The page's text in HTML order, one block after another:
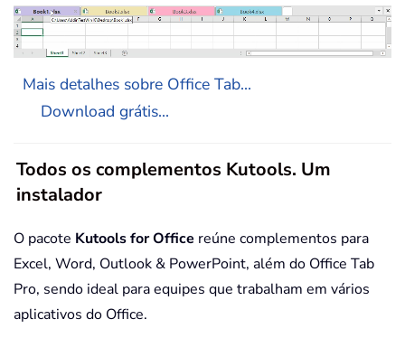
Mais detalhes sobre Office Tab...
Download grátis...
Todos os complementos Kutools. Um
instalador
O pacote Kutools for Office reúne complementos para
Excel, Word, Outlook & PowerPoint, além do Office Tab
Pro, sendo ideal para equipes que trabalham em vários
aplicativos do Office.